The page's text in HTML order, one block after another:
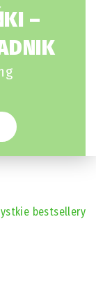
–
bestsellery